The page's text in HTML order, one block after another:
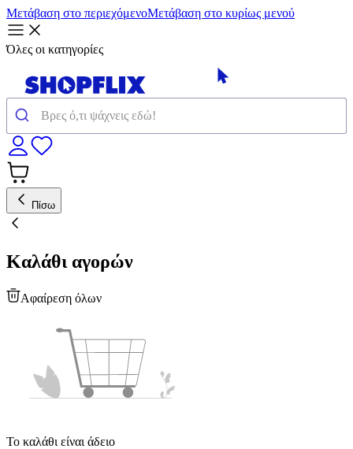
Μετάβαση στο περιεχόμενοΜετάβαση στο κυρίως μενού
Όλες οι κατηγορίες
Πίσω
Καλάθι αγορών
Αφαίρεση όλων
Το καλάθι είναι άδειο